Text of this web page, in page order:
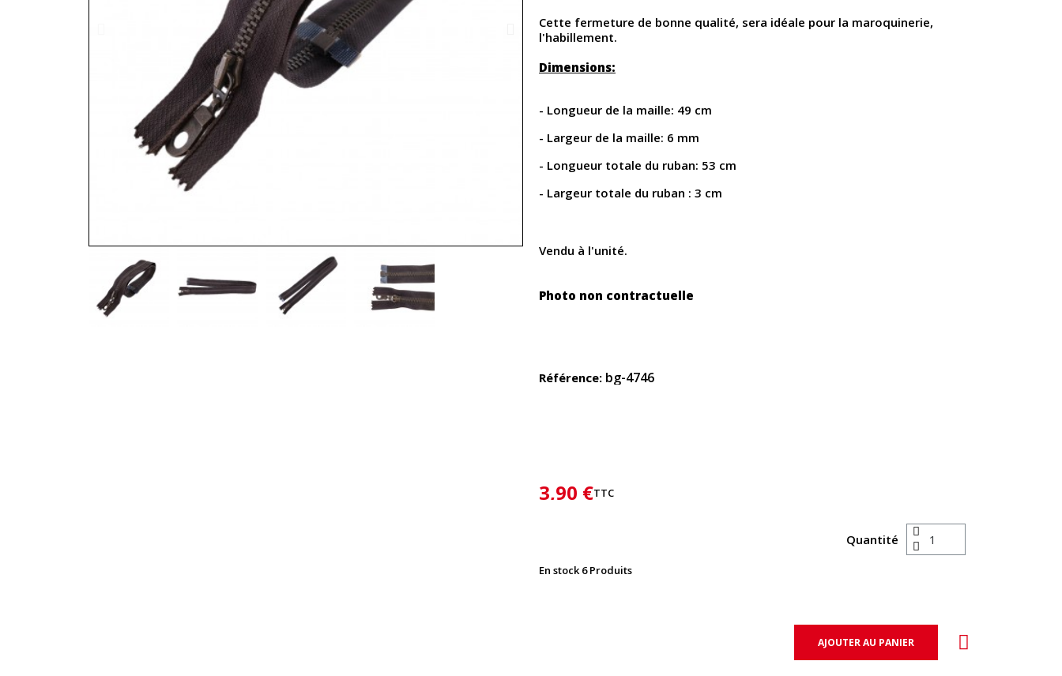
Cette fermeture de bonne qualité, sera idéale pour la maroquinerie,
l'habillement.
Dimensions:
- Longueur de la maille: 49 cm
- Largeur de la maille: 6 mm
- Longueur totale du ruban: 53 cm
- Largeur totale du ruban : 3 cm
Vendu à l'unité.
Photo non contractuelle
Référence bg-4746
3,90 €TTC
Quantité
En stock 6 Produits
AJOUTER AU PANIER